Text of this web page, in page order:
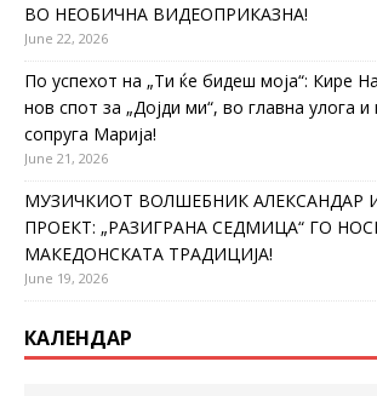
ВО НЕОБИЧНА ВИДЕОПРИКАЗНА!
June 22, 2026
По успехот на „Ти ќе бидеш моја“: Кире
нов спот за „Дојди ми“, во главна улога и
сопруга Марија!
June 21, 2026
МУЗИЧКИОТ ВОЛШЕБНИК АЛЕКСАНДАР
ПРОЕКТ: „РАЗИГРАНА СЕДМИЦА“ ГО
МАКЕДОНСКАТА ТРАДИЦИЈА!
June 19, 2026
КАЛЕНДАР